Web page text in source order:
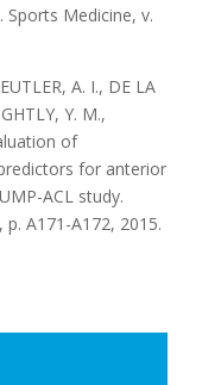
Medicine, v.
A. I., DE LA
Y. M.,
of
for anterior
ACL study.
A171-A172, 2015.